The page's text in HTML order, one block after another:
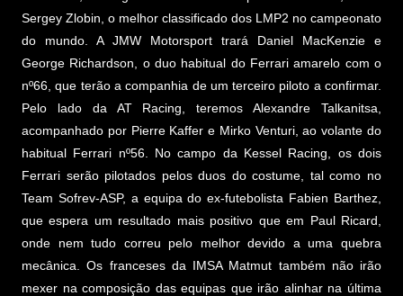
Sergey Zlobin, o melhor classificado dos LMP2 no campeonato
do mundo. A JMW Motorsport trará Daniel MacKenzie e
George Richardson, o duo habitual do Ferrari amarelo com o
nº66, que terão a companhia de um terceiro piloto a confirmar.
Pelo lado da AT Racing, teremos Alexandre Talkanitsa,
acompanhado por Pierre Kaffer e Mirko Venturi, ao volante do
habitual Ferrari nº56. No campo da Kessel Racing, os dois
Ferrari serão pilotados pelos duos do costume, tal como no
Team Sofrev-ASP, a equipa do ex-futebolista Fabien Barthez,
que espera um resultado mais positivo que em Paul Ricard,
onde nem tudo correu pelo melhor devido a uma quebra
mecânica. Os franceses da IMSA Matmut também não irão
mexer na composição das equipas que irão alinhar na última